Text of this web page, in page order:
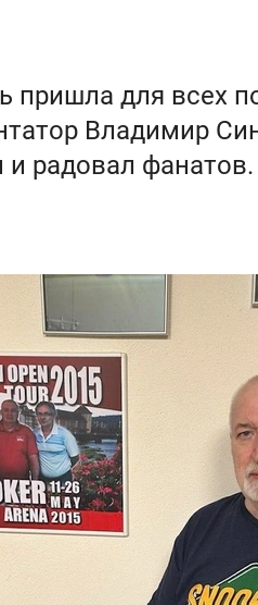
пришла для всех
Владимир
и радовал фанатов.